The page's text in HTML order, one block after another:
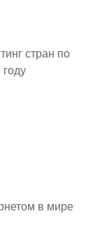
стран по
в мире